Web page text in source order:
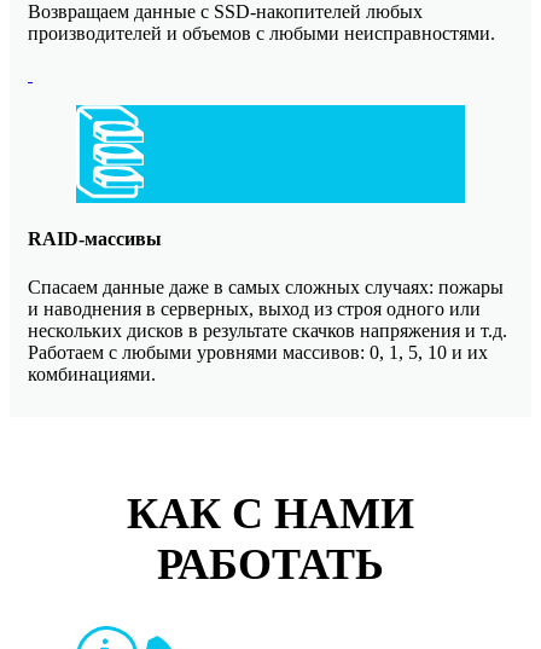
Возвращаем данные с SSD-накопителей любых
производителей и объемов с любыми неисправностями.
RAID-массивы
Спасаем данные даже в самых сложных случаях: пожары
и наводнения в серверных, выход из строя одного или
нескольких дисков в результате скачков напряжения и т.д.
Работаем с любыми уровнями массивов: 0, 1, 5, 10 и их
комбинациями.
КАК С НАМИ
РАБОТАТЬ